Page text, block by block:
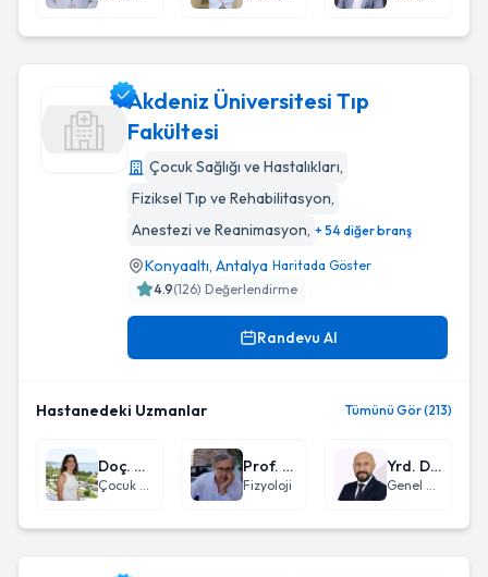
Akdeniz Üniversitesi Tıp
Fakültesi
Çocuk Sağlığı ve Hastalıkları,
Fiziksel Tıp ve Rehabilitasyon,
Anestezi ve Reanimasyon, + 54 diğer branş
Konyaaltı, Antalya Haritada Göster
4.9(126) Değerlendirme
Randevu Al
Hastanedeki Uzmanlar Tümünü Gör (213)
Doç. Dr. Özlem Yayıcı Köken
Çocuk Nörolojisi
Prof. Dr. Ümit Kemal Şentürk
Fizyoloji
Yrd. Doç. Dr. Fatih Mutlu
Genel Cerrahi